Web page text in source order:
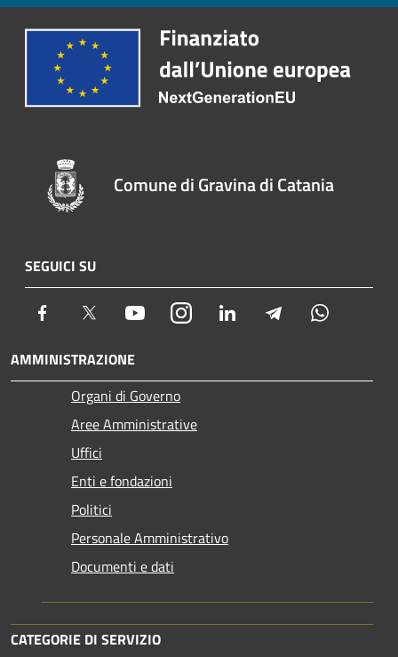
Comune di Gravina di Catania
SEGUICI SU
Facebook Twitter YoutubeInstagram LinkedIn Telegram
AMMINISTRAZIONE
Organi di Governo
Aree Amministrative
Uffici
Enti e fondazioni
Politici
Personale Amministrativo
Documenti e dati
CATEGORIE DI SERVIZIO